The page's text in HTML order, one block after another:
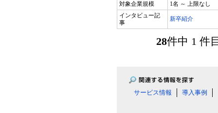
対象企業規模
1名 ～ 上限なし
インタビュー記
事
新卒紹介
28件中 1 件
サービス情報 導入事例